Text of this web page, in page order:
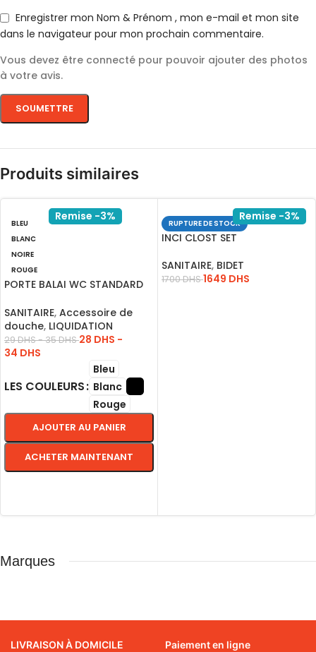
Enregistrer mon Nom & Prénom , mon e-mail et mon site
dans le navigateur pour mon prochain commentaire.
Vous devez être connecté pour pouvoir ajouter des photos
à votre avis.
Produits similaires
Remise -3%
BLEU
BLANC
NOIRE
ROUGE
PORTE BALAI WC STANDARD
SANITAIRE, Accessoire de
douche, LIQUIDATION
29DHS-35DHS 28 DHS -
34 DHS
LES COULEURS
Bleu
Blanc
Rouge
AJOUTER AU PANIER
ACHETER MAINTENANT
Remise -3%
RUPTURE DE STOCK
INCI CLOST SET
SANITAIRE, BIDET
1700DHS1649 DHS
Marques
LIVRAISON À DOMICILE Paiement en ligne